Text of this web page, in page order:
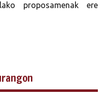
proposamenak ere